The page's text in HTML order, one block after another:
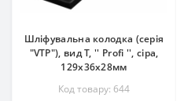
Шліфувальна колодка (серія
"VTP"), вид T, '' Profi '', сіра,
129х36х28мм
Код товару: 644